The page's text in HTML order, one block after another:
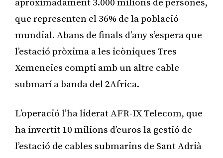
aproximadament 3.000 milions de persones,
que representen el 36% de la població
mundial. Abans de finals d’any s’espera que
l’estació pròxima a les icòniques Tres
Xemeneies compti amb un altre cable
submarí a banda del 2Africa.
L’operació l’ha liderat AFR-IX Telecom, que
ha invertit 10 milions d’euros la gestió de
l’estació de cables submarins de Sant Adrià